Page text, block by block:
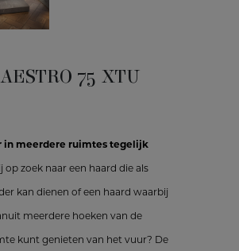
75 XTU
in meerdere ruimtes tegelijk
op zoek naar een haard die als
kan dienen of een haard waarbij
meerdere hoeken van de
kunt genieten van het vuur? De